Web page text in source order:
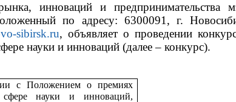
инноваций и предпринимательства
по адресу: 6300091, г.
sibirsk.ru, объявляет о проведении
науки и инноваций (далее – конкурс).
сПоложением о премиях
науки и инноваций,